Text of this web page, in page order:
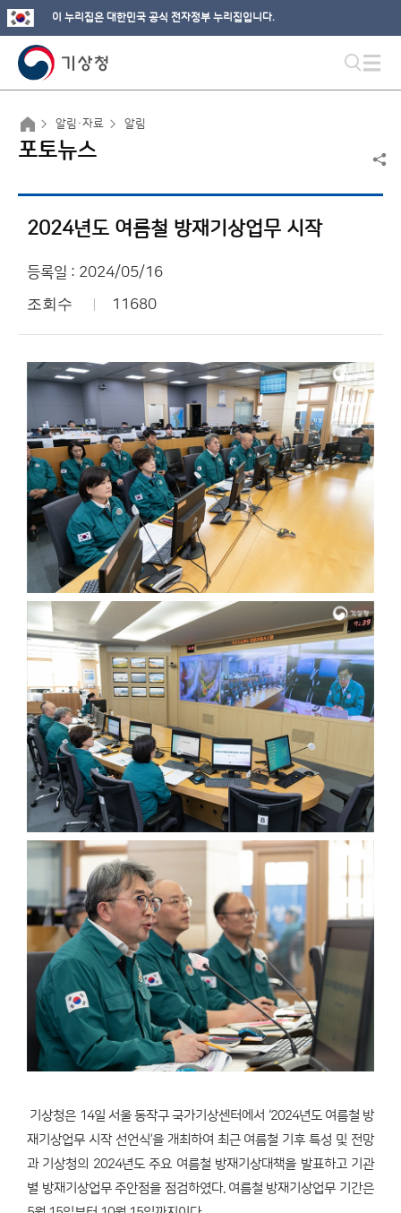
이 누리집은 대한민국 공식 전자정부 누리집입니다.
알림·자료 알림
포토뉴스
2024년도 여름철 방재기상업무 시작
등록일 : 2024/05/16
조회수 11680
기상청은 14일 서울 동작구 국가기상센터에서 ‘2024년도 여름철 방
재기상업무 시작 선언식’을 개최하여 최근 여름철 기후 특성 및 전망
과 기상청의 2024년도 주요 여름철 방재기상대책을 발표하고 기관
별 방재기상업무 주안점을 점검하였다. 여름철 방재기상업무 기간은